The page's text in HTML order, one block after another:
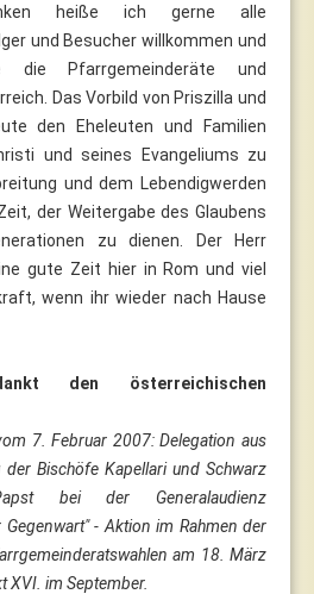
heiße ich gerne alle
und Besucher willkommen und
die Pfarrgemeinderäte und
Das Vorbild von Priszilla und
den Eheleuten und Familien
und seines Evangeliums zu
und dem Lebendigwerden
der Weitergabe des Glaubens
zu dienen. Der Herr
gute Zeit hier in Rom und viel
wenn ihr wieder nach Hause
den österreichischen
7. Februar 2007: Delegation aus
der Bischöfe Kapellari und Schwarz
bei der Generalaudienz
Gegenwart" - Aktion im Rahmen der
am 18. März
XVI. im September.